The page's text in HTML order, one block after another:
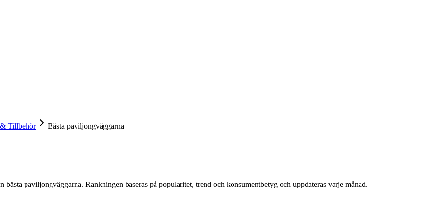
Tillbehör Bästa paviljongväggarna
bästa paviljongväggarna. Rankningen baseras på popularitet, trend och konsumentbetyg och uppdateras varje månad.